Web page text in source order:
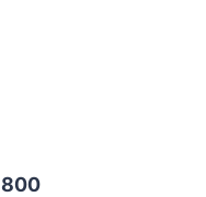
800